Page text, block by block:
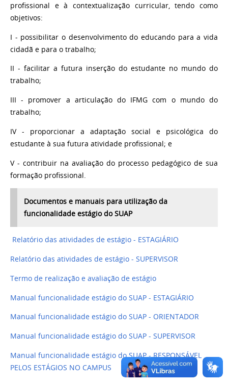
profissional e à contextualização curricular, tendo como
objetivos:
I - possibilitar o desenvolvimento do educando para a vida
cidadã e para o trabalho;
II - facilitar a futura inserção do estudante no mundo do
trabalho;
III - promover a articulação do IFMG com o mundo do
trabalho;
IV - proporcionar a adaptação social e psicológica do
estudante à sua futura atividade profissional; e
V - contribuir na avaliação do processo pedagógico de sua
formação profissional.
Documentos e manuais para utilização da
funcionalidade estágio do SUAP
Relatório das atividades de estágio - ESTAGIÁRIO
Relatório das atividades de estágio - SUPERVISOR
Termo de realização e avaliação de estágio
Manual funcionalidade estágio do SUAP - ESTAGIÁRIO
Manual funcionalidade estágio do SUAP - ORIENTADOR
Manual funcionalidade estágio do SUAP - SUPERVISOR
Manual funcionalidade estágio do SUAP - RESPONSÁVEL
PELOS ESTÁGIOS NO CAMPUS